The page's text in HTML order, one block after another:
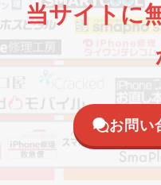
当サイトに
お問い